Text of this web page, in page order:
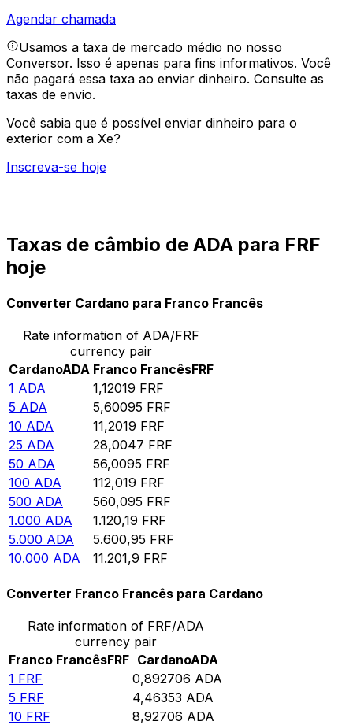
Agendar chamada
Usamos a taxa de mercado médio no nosso
Conversor. Isso é apenas para fins informativos. Você
não pagará essa taxa ao enviar dinheiro. Consulte as
taxas de envio.
Você sabia que é possível enviar dinheiro para o
exterior com a Xe?
Inscreva-se hoje
Taxas de câmbio de ADA para FRF
hoje
Converter Cardano para Franco Francês
Rate information of ADA/FRF
currency pair
CardanoADA Franco FrancêsFRF
1 ADA 1,12019 FRF
5 ADA 5,60095 FRF
10 ADA 11,2019 FRF
25 ADA 28,0047 FRF
50 ADA 56,0095 FRF
100 ADA 112,019 FRF
500 ADA 560,095 FRF
1.000 ADA 1.120,19 FRF
5.000 ADA 5.600,95 FRF
10.000 ADA 11.201,9 FRF
Converter Franco Francês para Cardano
Rate information of FRF/ADA
currency pair
Franco FrancêsFRF CardanoADA
1 FRF 0,892706 ADA
5 FRF 4,46353 ADA
10 FRF 8,92706 ADA